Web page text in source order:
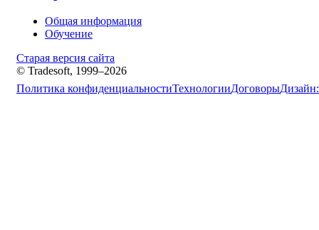
Общая информация
Обучение
Старая версия сайта
© Tradesoft, 1999–2026
Политика конфиденциальностиТехнологииДоговорыДизайн: